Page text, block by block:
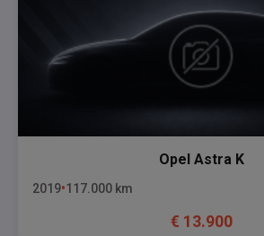
Opel Astra K
2019 117.000 km
€ 13.900